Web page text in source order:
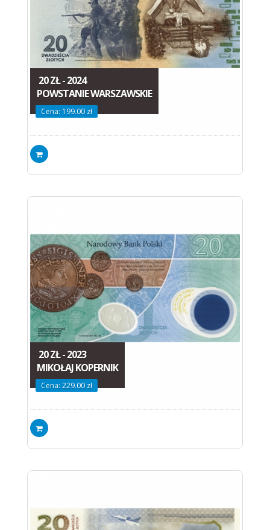
20 ZŁ - 2024
POWSTANIE WARSZAWSKIE
Cena: 199.00 zł
20 ZŁ - 2023
MIKOŁAJ KOPERNIK
Cena: 229.00 zł